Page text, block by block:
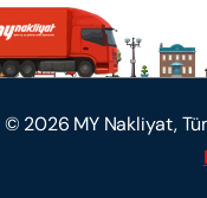
© 2026 MY Nakliyat,